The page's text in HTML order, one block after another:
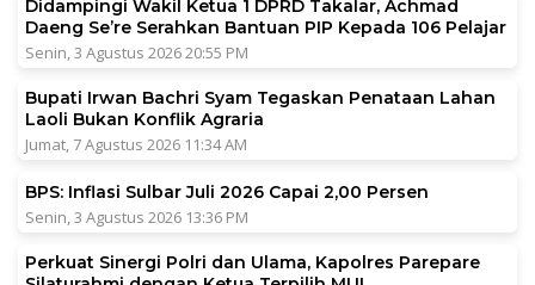
Didampingi Wakil Ketua 1 DPRD Takalar, Achmad
Daeng Se’re Serahkan Bantuan PIP Kepada 106 Pelajar
Senin, 3 Agustus 2026 20:55 PM
Bupati Irwan Bachri Syam Tegaskan Penataan Lahan
Laoli Bukan Konflik Agraria
Jumat, 7 Agustus 2026 11:34 AM
BPS: Inflasi Sulbar Juli 2026 Capai 2,00 Persen
Senin, 3 Agustus 2026 13:36 PM
Perkuat Sinergi Polri dan Ulama, Kapolres Parepare